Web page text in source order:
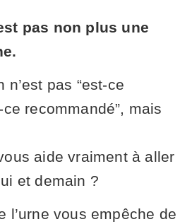
pas non plus une
pas “est-ce
ce recommandé”, mais
aide vraiment à aller
et demain ?
l’urne vous empêche de